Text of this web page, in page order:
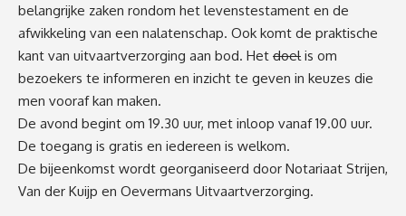
belangrijke zaken rondom het levenstestament en de
afwikkeling van een nalatenschap. Ook komt de praktische
kant van uitvaartverzorging aan bod. Het doel is om
bezoekers te informeren en inzicht te geven in keuzes die
men vooraf kan maken.
De avond begint om 19.30 uur, met inloop vanaf 19.00 uur.
De toegang is gratis en iedereen is welkom.
De bijeenkomst wordt georganiseerd door Notariaat Strijen,
Van der Kuijp en Oevermans Uitvaartverzorging.